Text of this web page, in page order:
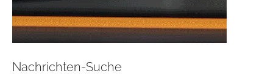
Nachrichten-Suche